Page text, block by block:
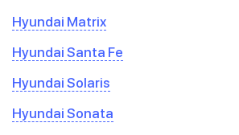
Hyundai Matrix
Hyundai Santa Fe
Hyundai Solaris
Hyundai Sonata